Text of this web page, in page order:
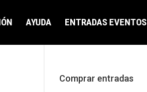
AYUDA ENTRADAS EVENTOS
Comprar entradas